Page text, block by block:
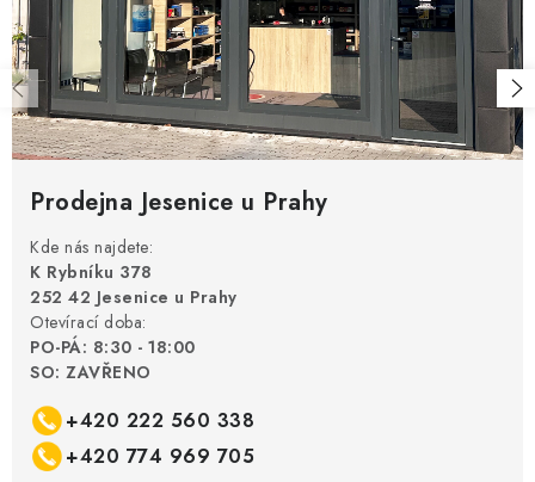
Prodejna Jesenice u Prahy
Kde nás najdete:
K Rybníku 378
252 42 Jesenice u Prahy
Otevírací doba:
PO-PÁ: 8:30 - 18:00
SO: ZAVŘENO
+420 222 560 338
+420 774 969 705